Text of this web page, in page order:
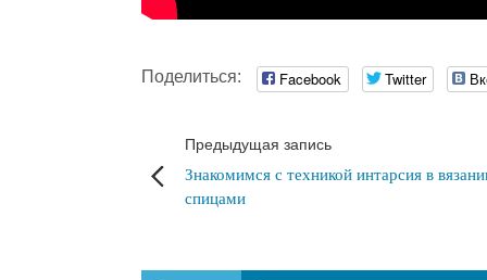
Поделиться: Facebook Twitter
Предыдущая запись
Знакомимся с техникой интарсия в
спицами